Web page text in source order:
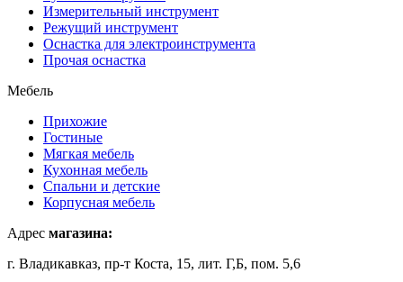
Измерительный инструмент
Режущий инструмент
Оснастка для электроинструмента
Прочая оснастка
Мебель
Прихожие
Гостиные
Мягкая мебель
Кухонная мебель
Спальни и детские
Корпусная мебель
Адрес магазина:
г. Владикавказ, пр-т Коста, 15, лит. Г,Б, пом. 5,6